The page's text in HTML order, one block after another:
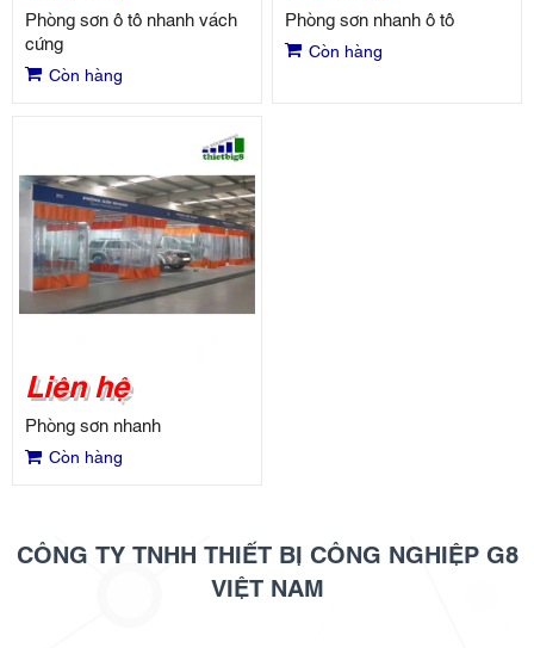
Phòng sơn ô tô nhanh vách
cứng
Còn hàng
Phòng sơn nhanh ô tô
Còn hàng
Liên hệ
Phòng sơn nhanh
Còn hàng
CÔNG TY TNHH THIẾT BỊ CÔNG NGHIỆP G8
VIỆT NAM